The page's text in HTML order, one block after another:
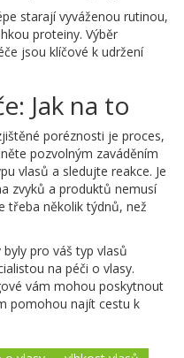
starají vyváženou rutinou,
proteiny. Výběr
jsou klíčové k udržení
Jak na to
poréznosti je proces,
pozvolným zaváděním
vlasů a sledujte reakce. Je
zvyků a produktů nemusí
třeba několik týdnů, než
pro váš typ vlasů
na péči o vlasy.
vám mohou poskytnout
pomohou najít cestu k